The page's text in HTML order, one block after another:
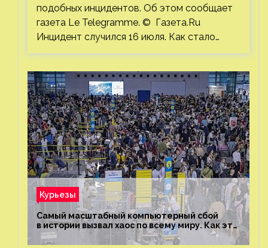
подобных инцидентов. Об этом сообщает
газета Le Telegramme. © Газета.Ru
Инцидент случился 16 июля. Как стало…
Курьезы
Самый масштабный компьютерный сбой
в истории вызвал хаос по всему миру. Как это
было?